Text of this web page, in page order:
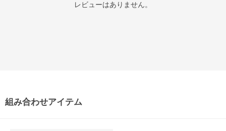
レビューはありません。
組み合わせアイテム